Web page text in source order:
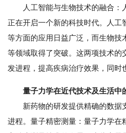
人工智能与生物技术的融合：
正在开启一个新的科技时代。人工
等方面的应用日益广泛，而生物技
等领域取得了突破。这两项技术的
发进程，提高疾病治疗效果，同时
量子力学在近代技术及生活中
新药物的研发提供精确的数据
进程。量子精密测量：量子力学在